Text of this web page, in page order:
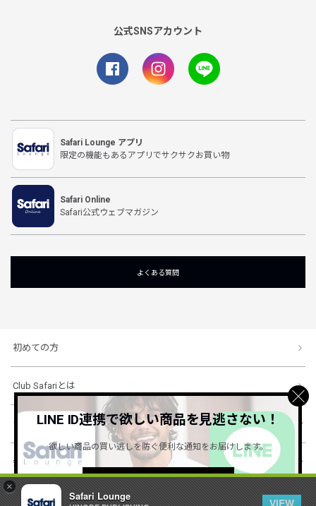
×
Safari Lounge
VIEW
公式SNSアカウント
Safari Lounge アプリ
限定の機能もあるアプリでサクサクお買い物
Safari Online
Safari公式ウェブマガジン
よくある質問
初めての方
Club Safariとは
ショッピングガイド
会社概要・規約
LINE ID連携で欲しい商品を見逃さない！
欲しい商品の買い逃しを防ぐ便利な通知をお届けします。
詳しくはこちら ＞